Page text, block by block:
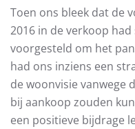
Toen ons bleek dat de
2016 in de verkoop
voorgesteld om het
had ons inziens een
de woonvisie vanwege
bij aankoop zouden
een positieve bijdrage